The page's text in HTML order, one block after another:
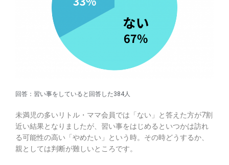
回答：習い事をしていると回答した384人
未満児の多いリトル・ママ会員では「ない」と答えた方が7割
近い結果となりましたが、習い事をはじめるといつかは訪れ
る可能性の高い「やめたい」という時。その時どうするか、
親としては判断が難しいところです。